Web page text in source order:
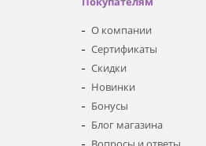
О компании
Сертификаты
Скидки
Новинки
Бонусы
Блог магазина